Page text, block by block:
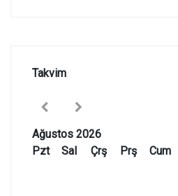
Takvim
Ağustos 2026
Pzt
Sal Çrş Prş Cum